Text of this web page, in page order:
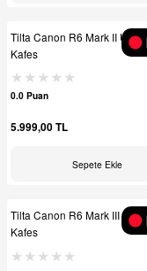
Tilta Canon R6 Mark II
Kafes
0.0 Puan
5.999,00 TL
Sepete Ekle
Tilta Canon R6 Mark III
Kafes